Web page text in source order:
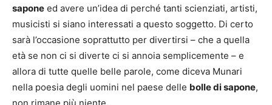
sapone ed avere un’idea di perché tanti scienziati, artisti,
musicisti si siano interessati a questo soggetto. Di certo
sarà l’occasione soprattutto per divertirsi – che a quella
età se non ci si diverte ci si annoia semplicemente – e
allora di tutte quelle belle parole, come diceva Munari
nella poesia degli uomini nel paese delle bolle di sapone,